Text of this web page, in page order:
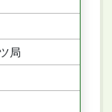
局